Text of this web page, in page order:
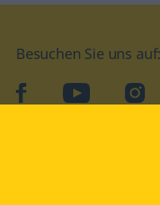
Besuchen Sie uns auf:
facebookYouTube